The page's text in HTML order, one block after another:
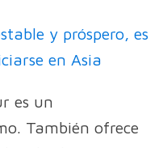
y próspero, es
en Asia
es un
También ofrece